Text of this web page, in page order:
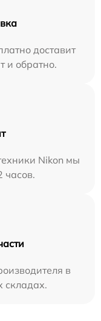
доставит
и обратно.
Nikon мы
часов.
в
складах.